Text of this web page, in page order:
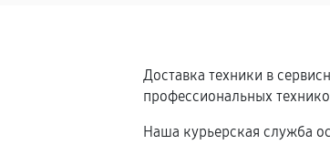
Доставка техники в
профессиональных
Наша курьерская служба